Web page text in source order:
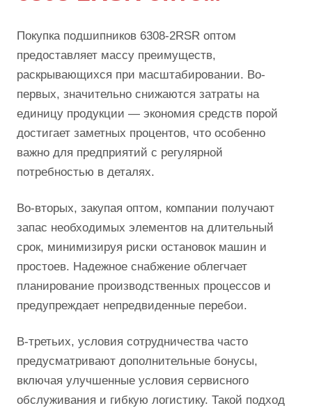
Покупка подшипников 6308-2RSR оптом
предоставляет массу преимуществ,
раскрывающихся при масштабировании. Во-
первых, значительно снижаются затраты на
единицу продукции — экономия средств порой
достигает заметных процентов, что особенно
важно для предприятий с регулярной
потребностью в деталях.
Во-вторых, закупая оптом, компании получают
запас необходимых элементов на длительный
срок, минимизируя риски остановок машин и
простоев. Надежное снабжение облегчает
планирование производственных процессов и
предупреждает непредвиденные перебои.
В-третьих, условия сотрудничества часто
предусматривают дополнительные бонусы,
включая улучшенные условия сервисного
обслуживания и гибкую логистику. Такой подход